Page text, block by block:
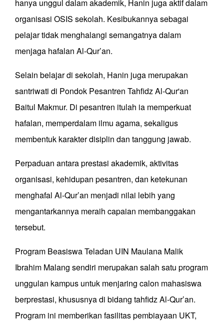
hanya unggul dalam akademik, Hanin juga aktif dalam
organisasi OSIS sekolah. Kesibukannya sebagai
pelajar tidak menghalangi semangatnya dalam
menjaga hafalan Al-Qur’an.
Selain belajar di sekolah, Hanin juga merupakan
santriwati di Pondok Pesantren Tahfidz Al-Qur'an
Baitul Makmur. Di pesantren itulah ia memperkuat
hafalan, memperdalam ilmu agama, sekaligus
membentuk karakter disiplin dan tanggung jawab.
Perpaduan antara prestasi akademik, aktivitas
organisasi, kehidupan pesantren, dan ketekunan
menghafal Al-Qur’an menjadi nilai lebih yang
mengantarkannya meraih capaian membanggakan
tersebut.
Program Beasiswa Teladan UIN Maulana Malik
Ibrahim Malang sendiri merupakan salah satu program
unggulan kampus untuk menjaring calon mahasiswa
berprestasi, khususnya di bidang tahfidz Al-Qur’an.
Program ini memberikan fasilitas pembiayaan UKT,